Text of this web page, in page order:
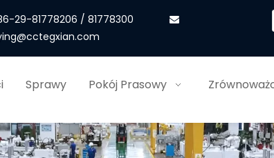
29-81778206 / 81778300
Sprawy Pokój Prasowy